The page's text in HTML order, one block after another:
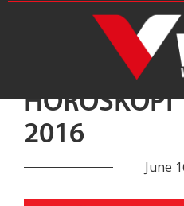
HOROSKOPI
2016
June